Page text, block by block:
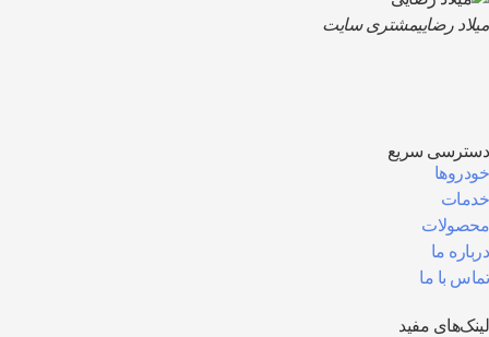
میلاد رضاییمشتری سایت
دسترسی سریع
خودروها
خدمات
محصولات
درباره ما
تماس با ما
لینک‌های مفید